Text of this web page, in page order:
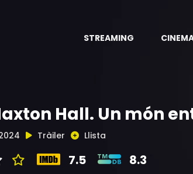
STREAMING
Hall. Un món
Tràiler Llista
7.5 8.3